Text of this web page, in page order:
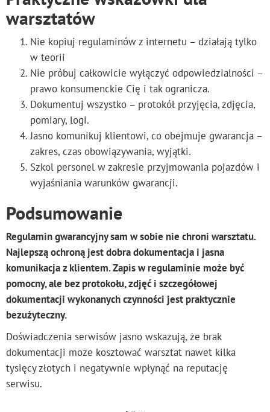
warsztatów
Nie kopiuj regulaminów z internetu – działają tylko
w teorii
Nie próbuj całkowicie wyłączyć odpowiedzialności –
prawo konsumenckie Cię i tak ogranicza.
Dokumentuj wszystko – protokół przyjęcia, zdjęcia,
pomiary, logi.
Jasno komunikuj klientowi, co obejmuje gwarancja –
zakres, czas obowiązywania, wyjątki.
Szkol personel w zakresie przyjmowania pojazdów i
wyjaśniania warunków gwarancji.
Podsumowanie
Regulamin gwarancyjny sam w sobie nie chroni warsztatu.
Najlepszą ochroną jest dobra dokumentacja i jasna
komunikacja z klientem. Zapis w regulaminie może być
pomocny, ale bez protokołu, zdjęć i szczegółowej
dokumentacji wykonanych czynności jest praktycznie
bezużyteczny.
Doświadczenia serwisów jasno wskazują, że brak
dokumentacji może kosztować warsztat nawet kilka
tysięcy złotych i negatywnie wpłynąć na reputację
serwisu.